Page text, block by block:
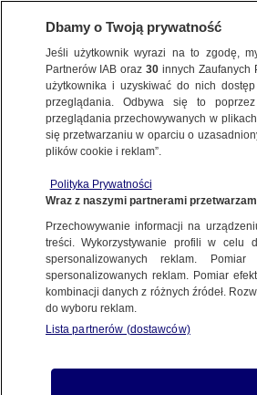
BIZNES
Z KRAJU
Potężna
Zmiany na
Efekt skarg
Chcą kupić
Dbamy o Twoją prywatność
Jeśli użytkownik wyrazi na to zgodę,
Partnerów IAB oraz30 innych Zaufanych
użytkownika i uzyskiwać do nich
przeglądania. Odbywa się to
przeglądania przechowywanych w
się przetwarzaniu w oparciu o
plików cookie i reklam”.
Polityka Prywatności
Wraz z naszymi partnerami
Przechowywanie informacji na
treści. Wykorzystywanie profili w celu
spersonalizowanych reklam.
spersonalizowanych reklam. Pomiar
kombinacji danych z różnych źródeł.
do wyboru reklam.
Lista partnerów (dostawców)